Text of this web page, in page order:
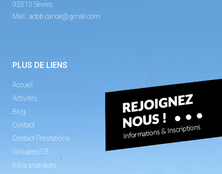
92310 Sèvres
Mail : acbb.canoe@gmail.com
PLUS DE LIENS
Accueil
Activités
Blog
Contact
Contact Prestations
Groupes/CE
Infos pratiques